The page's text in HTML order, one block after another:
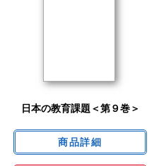
日本の教育課題＜第９巻＞